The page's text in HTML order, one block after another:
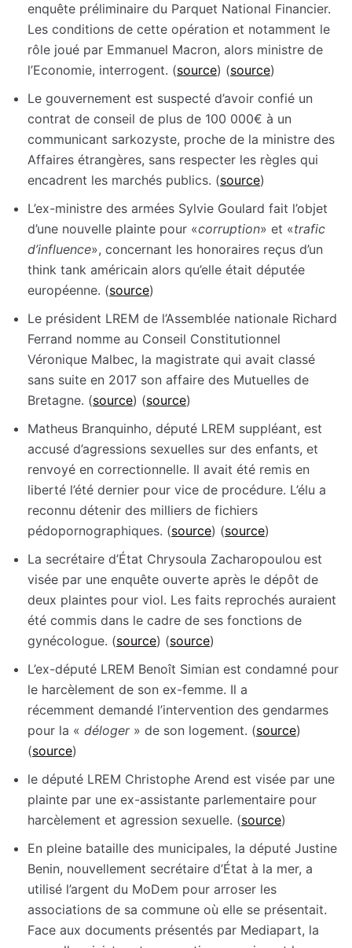
enquête préliminaire du Parquet National Financier.
Les conditions de cette opération et notamment le
rôle joué par Emmanuel Macron, alors ministre de
l’Economie, interrogent. (source) (source) ​​​​​​​
Le gouvernement est suspecté d’avoir confié un
contrat de conseil de plus de 100 000€ à un
communicant sarkozyste, proche de la ministre des
Affaires étrangères, sans respecter les règles qui
encadrent les marchés publics. (source)
L’ex-ministre des armées Sylvie Goulard fait l’objet
d’une nouvelle plainte pour «corruption» et «trafic
d’influence», concernant les honoraires reçus d’un
think tank américain alors qu’elle était députée
européenne. (source)
Le président LREM de l’Assemblée nationale Richard
Ferrand nomme au Conseil Constitutionnel
Véronique Malbec, la magistrate qui avait classé
sans suite en 2017 son affaire des Mutuelles de
Bretagne. (source) (source)
Matheus Branquinho, député LREM suppléant, est
accusé d’agressions sexuelles sur des enfants, et
renvoyé en correctionnelle. Il avait été remis en
liberté l’été dernier pour vice de procédure. L’élu a
reconnu détenir des milliers de fichiers
pédopornographiques. (source) (source)
La secrétaire d’État Chrysoula Zacharopoulou est
visée par une enquête ouverte après le dépôt de
deux plaintes pour viol. Les faits reprochés auraient
été commis dans le cadre de ses fonctions de
gynécologue. (source) (source)
L’ex-député LREM Benoît Simian est condamné pour
le harcèlement de son ex-femme. Il a
récemment demandé l’intervention des gendarmes
pour la « déloger » de son logement. (source)
(source)
le député LREM Christophe Arend est visée par une
plainte par une ex-assistante parlementaire pour
harcèlement et agression sexuelle. (source)
En pleine bataille des municipales, la député Justine
Benin, nouvellement secrétaire d’État à la mer, a
utilisé l’argent du MoDem pour arroser les
associations de sa commune où elle se présentait.
Face aux documents présentés par Mediapart, la